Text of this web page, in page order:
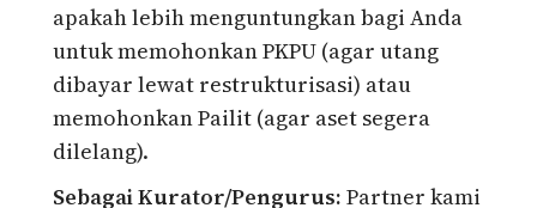
apakah lebih menguntungkan bagi Anda
untuk memohonkan PKPU (agar utang
dibayar lewat restrukturisasi) atau
memohonkan Pailit (agar aset segera
dilelang).
Sebagai Kurator/Pengurus: Partner kami